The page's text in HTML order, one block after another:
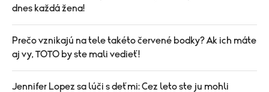
dnes každá žena!
Prečo vznikajú na tele takéto červené bodky? Ak ich máte
aj vy, TOTO by ste mali vedieť!
Jennifer Lopez sa lúči s deťmi: Cez leto ste ju mohli